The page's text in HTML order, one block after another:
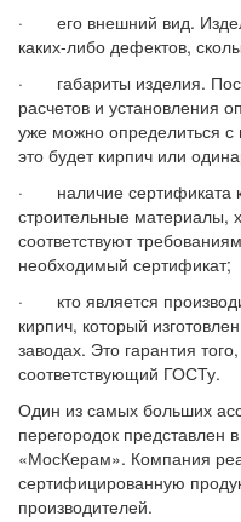
· его внешний вид.
каких-либо дефектов,
· габариты изделия.
расчетов и установления
уже можно определиться с
это будет кирпич или
· наличие сертификата
строительные материалы,
соответствуют
необходимый сертификат;
· кто является
кирпич, который
заводах. Это гарантия
соответствующий ГОСТу.
Один из самых больших
перегородок представлен
«МосКерам». Компания
сертифицированную
производителей.